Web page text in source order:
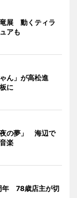
竜展 動くティラ
アも
ん」が高松進
に
夜の夢」 海辺で
楽
年 78歳店主が切